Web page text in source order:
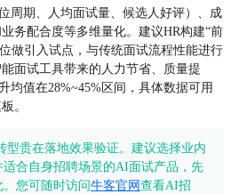
周期、人均面试量、候选人好评）、成
务配合度等多维量化。建议HR构建“前
做引入试点，与传统面试流程性能进行
面试工具带来的人力节省、质量提
均值在28%~45%区间，具体数据可用
。
型贵在落地效果验证。建议选择业内
合自身招聘场景的AI面试产品，先
您可随时访问牛客官网 查看AI招